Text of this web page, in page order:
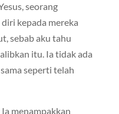
seorang
kepada mereka
sebab aku tahu
itu. Ia tidak ada
seperti telah
menampakkan